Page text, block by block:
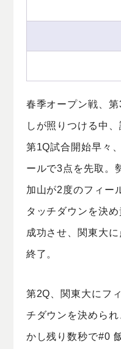
春季オープン戦、
しが照りつける中、
第1Q試合開始早々
ールで3点を先取。
加山が2度のフィー
タッチダウンを決
成功させ、関東大
終了。
第2Q、関東大にフ
チダウンを決めら
かし残り数秒で#0